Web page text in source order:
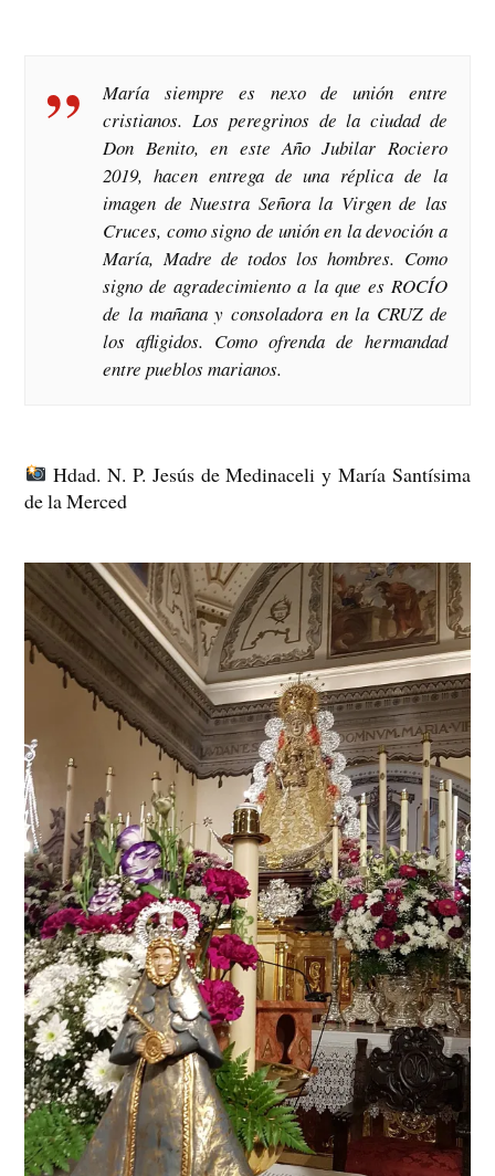
María siempre es nexo de unión entre
cristianos. Los peregrinos de la ciudad de
Don Benito, en este Año Jubilar Rociero
2019, hacen entrega de una réplica de la
imagen de Nuestra Señora la Virgen de las
Cruces, como signo de unión en la devoción a
María, Madre de todos los hombres. Como
signo de agradecimiento a la que es ROCÍO
de la mañana y consoladora en la CRUZ de
los afligidos. Como ofrenda de hermandad
entre pueblos marianos.
Hdad. N. P. Jesús de Medinaceli y María Santísima
de la Merced